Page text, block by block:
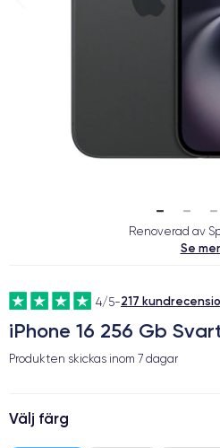
Renoverad av
Se mer
4/5-217
iPhone 16 256 Gb
Produkten skickas inom 7 dagar
Välj färg